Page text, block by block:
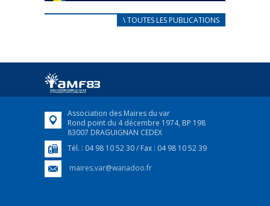
CARNET D’ACCUEIL
Afin d’accompagner au mieux les réfugiés
FEUILLETER
\ TOUTES LES PUBLICATIONS
Association des Maires du var
Rond point du 4 décembre 1974, BP 198
83007 DRAGUIGNAN CEDEX
Tél. : 04 98 10 52 30 / Fax : 04 98 10 52 39
maires.var@wanadoo.fr